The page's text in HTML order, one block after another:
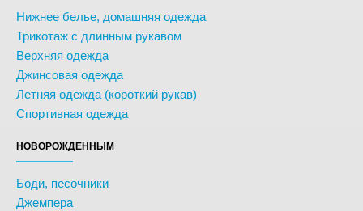
Нижнее белье, домашняя одежда
Трикотаж с длинным рукавом
Верхняя одежда
Джинсовая одежда
Летняя одежда (короткий рукав)
Спортивная одежда
НОВОРОЖДЕННЫМ
Боди, песочники
Джемпера